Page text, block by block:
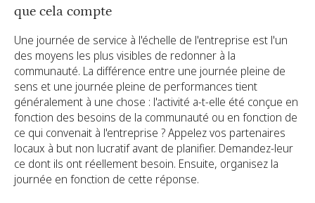
que cela compte
Une journée de service à l'échelle de l'entreprise est l'un
des moyens les plus visibles de redonner à la
communauté. La différence entre une journée pleine de
sens et une journée pleine de performances tient
généralement à une chose : l'activité a-t-elle été conçue en
fonction des besoins de la communauté ou en fonction de
ce qui convenait à l'entreprise ? Appelez vos partenaires
locaux à but non lucratif avant de planifier. Demandez-leur
ce dont ils ont réellement besoin. Ensuite, organisez la
journée en fonction de cette réponse.